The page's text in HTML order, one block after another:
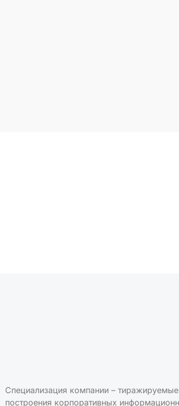
Специализация компании –
построения корпоративных